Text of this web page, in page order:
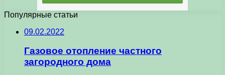
Популярные статьи
09.02.2022
Газовое отопление частного
загородного дома